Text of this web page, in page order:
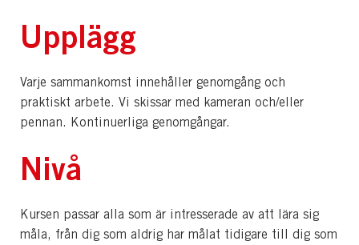
Upplägg
Varje sammankomst innehåller genomgång och
praktiskt arbete. Vi skissar med kameran och/eller
pennan. Kontinuerliga genomgångar.
Nivå
Kursen passar alla som är intresserade av att lära sig
måla, från dig som aldrig har målat tidigare till dig som